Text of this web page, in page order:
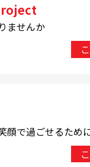
ませんか
顔で過ごせるため